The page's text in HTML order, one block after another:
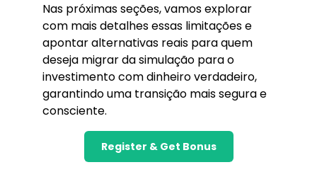
Nas próximas seções, vamos explorar
com mais detalhes essas limitações e
apontar alternativas reais para quem
deseja migrar da simulação para o
investimento com dinheiro verdadeiro,
garantindo uma transição mais segura e
consciente.
Register & Get Bonus